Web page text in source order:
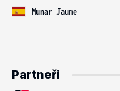
Munar Jaume
Partneři